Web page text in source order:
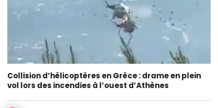
Collision d’hélicoptères en Grèce : drame en plein
vol lors des incendies à l’ouest d’Athènes